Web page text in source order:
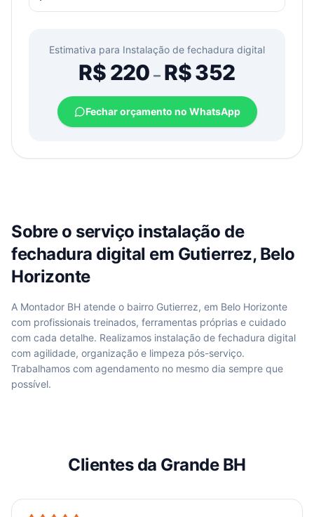
Estimativa para Instalação de fechadura digital
R$220 –R$352
Fechar orçamento no WhatsApp
Sobre o serviço instalação de
fechadura digital em Gutierrez, Belo
Horizonte
A Montador BH atende o bairro Gutierrez, em Belo Horizonte
com profissionais treinados, ferramentas próprias e cuidado
com cada detalhe. Realizamos instalação de fechadura digital
com agilidade, organização e limpeza pós-serviço.
Trabalhamos com agendamento no mesmo dia sempre que
possível.
Clientes da Grande BH